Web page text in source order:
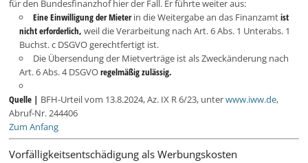
für den Bundesfinanzhof hier der Fall. Er führte weiter aus:
Eine Einwilligung der Mieterin die Weitergabe an das Finanzamtist
nicht erforderlich, weil die Verarbeitung nach Art. 6 Abs. 1 Unterabs. 1
Buchst. c DSGVO gerechtfertigt ist.
Die Übersendung der Mietverträge ist als Zweckänderung nach
Art. 6 Abs. 4 DSGVOregelmäßig zulässig.
Quelle | BFH-Urteil vom 13.8.2024, Az. IX R 6/23, unterwww.iww.de,
Abruf-Nr. 244406
Zum Anfang
Vorfälligkeitsentschädigung als Werbungskosten